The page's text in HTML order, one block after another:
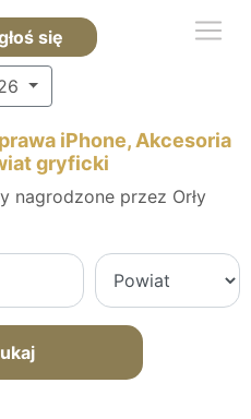
się
iPhone, Akcesoria
gryficki
nagrodzone przez Orły